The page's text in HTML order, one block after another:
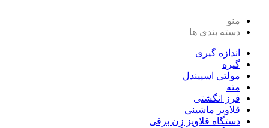
منو
دسته بندی ها
اندازه گیری
گیره
مولتی اسپیندل
مته
فرز انگشتی
قلاویز ماشینی
دستگاه قلاویز زن برقی